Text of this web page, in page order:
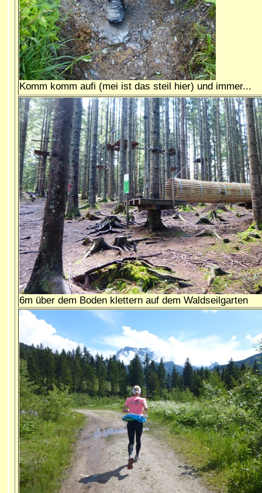
Komm komm aufi (mei ist das steil hier) und immer...
6m über dem Boden klettern auf dem Waldseilgarten